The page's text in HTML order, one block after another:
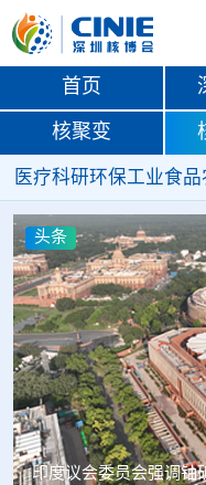
首页
核聚变
医疗科研环保工业食品
头条
俄罗斯首款国产3D扫
Rosatom完善增材制造